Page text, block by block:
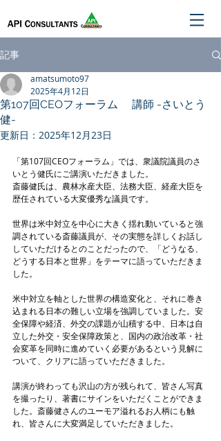
記事
第107回CEOフォーラム 講師 -さいとう
健-
amatsumoto97
2025年4月12日
更新日： 2025年12月23日
「第107回CEOフォーラム」では、衆議院議員のさ
いとう健氏にご講演いただきました。
斎藤健氏は、農林水産大臣、法務大臣、経産大臣を
歴任されている大変優秀な議員です。
世界は米中対立を中心に大きく揺れ動いていると強
調されている斎藤議員が、その実態を詳しくお話し
していただけるとのことだったので、「どうなる、
どうする日本と世界」をテーマに語っていただきま
した。
米中対立を軸とした世界の構造変化と、それに巻き
込まれる日本の難しい立場を強調していました。安
全保障や経済、外交の課題が山積する中、日本は自
立した外交・安全保障政策と、国内の政治改革・社
会変革を同時に進めていく必要があるという見解に
ついて、クリアに語っていただきました。
講演が終わっても沢山の方が残られて、皆さん写真
を撮ったり、著書にサインをいただくことができま
した。斎藤健さんのユーモア溢れるお人柄にも触
れ、皆さんに大変満足していただきました。